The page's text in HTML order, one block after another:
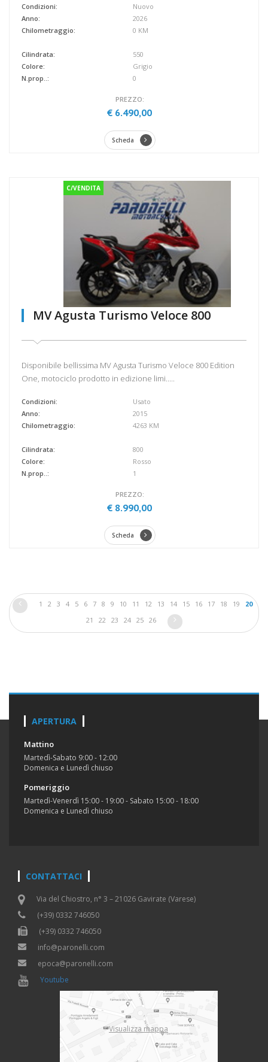
Condizioni:
Anno:
Chilometraggio:
Nuovo
2026
0 KM
Cilindrata:
Colore:
N.prop..:
550
Grigio
0
PREZZO:
€ 6.490,00
Scheda
C/VENDITA
MV Agusta Turismo Veloce 800
Disponibile bellissima MV Agusta Turismo Veloce 800 Edition
One, motociclo prodotto in edizione limi.....
Condizioni:
Anno:
Chilometraggio:
Usato
2015
4263 KM
Cilindrata:
Colore:
N.prop..:
800
Rosso
1
PREZZO:
€ 8.990,00
Scheda
1 2 3 4 5 6 7 8 9 10 11 12 13 14 15 16 17 18 19
20
21
22 23 24 25 26
APERTURA
Mattino
Martedì-Sabato 9:00 - 12:00
Domenica e Lunedì chiuso
Pomeriggio
Martedì-Venerdì 15:00 - 19:00 - Sabato 15:00 - 18:00
Domenica e Lunedì chiuso
CONTATTACI
Via del Chiostro, n° 3 – 21026 Gavirate (Varese)
(+39) 0332 746050
(+39) 0332 746050
info@paronelli.com
epoca@paronelli.com
Youtube
Visualizza mappa